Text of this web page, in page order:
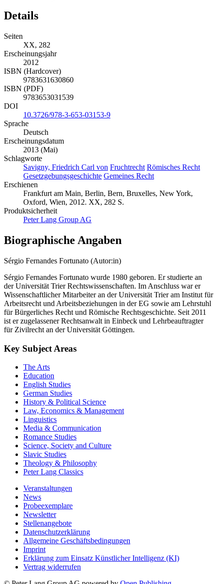
Details
Seiten
XX, 282
Erscheinungsjahr
2012
ISBN (Hardcover)
9783631630860
ISBN (PDF)
9783653031539
DOI
10.3726/978-3-653-03153-9
Sprache
Deutsch
Erscheinungsdatum
2013 (Mai)
Schlagworte
Savigny, Friedrich Carl von Fruchtrecht Römisches Recht
Gesetzgebungsgeschichte Gemeines Recht
Erschienen
Frankfurt am Main, Berlin, Bern, Bruxelles, New York,
Oxford, Wien, 2012. XX, 282 S.
Produktsicherheit
Peter Lang Group AG
Biographische Angaben
Sérgio Fernandes Fortunato (Autor:in)
Sérgio Fernandes Fortunato wurde 1980 geboren. Er studierte an
der Universität Trier Rechtswissenschaften. Im Anschluss war er
Wissenschaftlicher Mitarbeiter an der Universität Trier am Institut für
Arbeitsrecht und Arbeitsbeziehungen in der EG sowie am Lehrstuhl
für Bürgerliches Recht und Römische Rechtsgeschichte. Seit 2011
ist er zugelassener Rechtsanwalt in Einbeck und Lehrbeauftragter
für Zivilrecht an der Universität Göttingen.
Key Subject Areas
The Arts
Education
English Studies
German Studies
History & Political Science
Law, Economics & Management
Linguistics
Media & Communication
Romance Studies
Science, Society and Culture
Slavic Studies
Theology & Philosophy
Peter Lang Classics
Veranstaltungen
News
Probeexemplare
Newsletter
Stellenangebote
Datenschutzerklärung
Allgemeine Geschäftsbedingungen
Imprint
Erklärung zum Einsatz Künstlicher Intelligenz (KI)
Vertrag widerrufen